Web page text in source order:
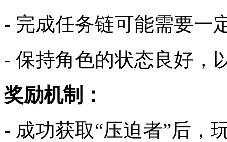
- 完成任务链可能需要一
- 保持角色的状态良好，
奖励机制：
- 成功获取“压迫者”后，